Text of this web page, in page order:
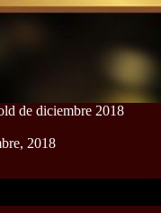
de diciembre 2018
2018